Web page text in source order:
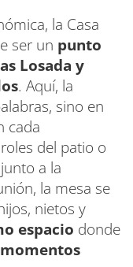
la Casa
ser un punto
Losada y
. Aquí, la
sino en
cada
del patio o
a la
la mesa se
nietos y
espacio donde
momentos